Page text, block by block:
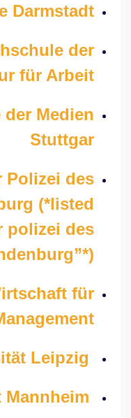
Darmstadt
der
für Arbeit
Medien
Stuttgar
Polizei des
(*listed
polizei des
für